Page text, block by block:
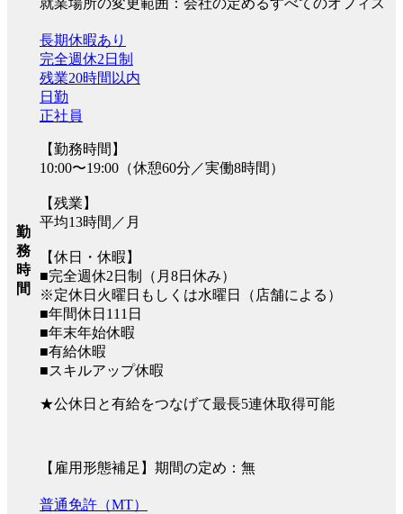
就業場所の変更範囲：会社の定めるすべてのオフィス
勤
務
時
間
長期休暇あり
完全週休2日制
残業20時間以内
日勤
正社員
【勤務時間】
10:00〜19:00（休憩60分／実働8時間）
【残業】
平均13時間／月
【休日・休暇】
■完全週休2日制（月8日休み）
※定休日火曜日もしくは水曜日（店舗による）
■年間休日111日
■年末年始休暇
■有給休暇
■スキルアップ休暇
★公休日と有給をつなげて最長5連休取得可能
【雇用形態補足】期間の定め：無
普通免許（MT）